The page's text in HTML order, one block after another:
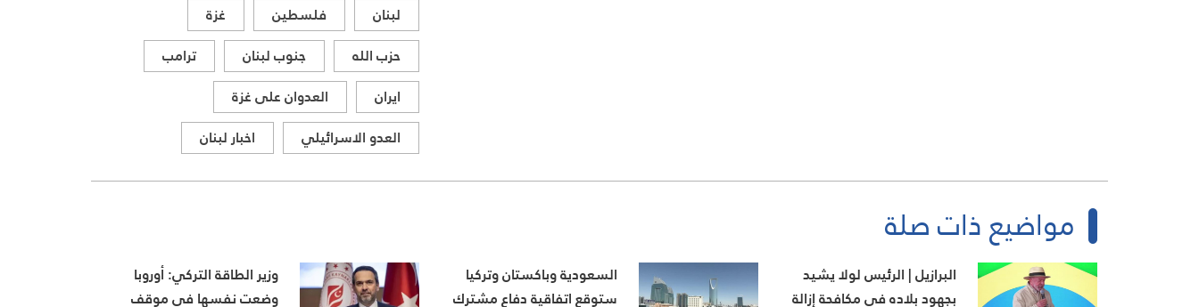
لبنان فلسطين
غزة
حزب الله
جنوب لبنان
ترامب
ايران
العدوان على غزة
العدو الاسرائيلي
اخبار لبنان
مواضيع ذات صلة
البرازيل | الرئيس لولا يشيد
بجهود بلاده في مكافحة إزالة
السعودية وباكستان وتركيا
ستوقع اتفاقية دفاع مشترك
وزير الطاقة التركي: أوروبا
وضعت نفسها في موقف